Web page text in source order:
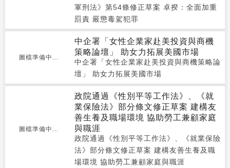
軍刑法》第54條修正草案 卓揆：全面加重
罰責 嚴懲毒駕犯罪
圖檔準備中...
中企署「女性企業家赴美投資與商機
策略論壇」 助女力拓展美國市場
中企署「女性企業家赴美投資與商機策略論
壇」 助女力拓展美國市場
圖檔準備中...
政院通過《性別平等工作法》、《就
業保險法》部分條文修正草案 建構友
善生養及職場環境 協助勞工兼顧家庭
與職涯
政院通過《性別平等工作法》、《就業保險
法》部分條文修正草案 建構友善生養及職
場環境 協助勞工兼顧家庭與職涯